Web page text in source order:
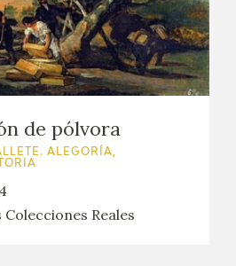
de pólvora
ALEGORÍA,
Reales